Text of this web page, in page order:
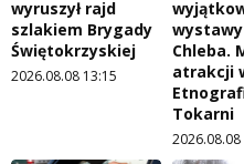
wyruszył rajd
szlakiem Brygady
Świętokrzyskiej
2026.08.08 13:15
Chleba.
atrakcji
Tokarni
2026.08.08